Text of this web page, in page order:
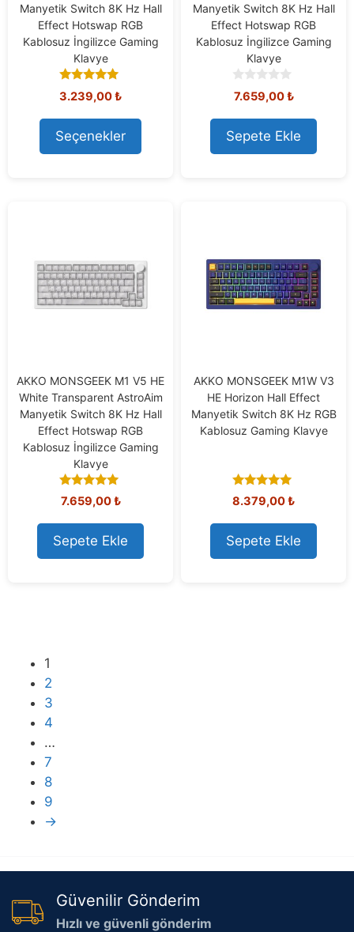
Manyetik Switch 8K Hz Hall
Effect Hotswap RGB
Kablosuz İngilizce Gaming
Klavye
5.00
out of 5
3.239,00₺
Seçenekler
Manyetik Switch 8K Hz Hall
Effect Hotswap RGB
Kablosuz İngilizce Gaming
Klavye
0
o
u
t
o
f
7.659,00₺
Sepete Ekle
AKKO MONSGEEK M1 V5 HE
White Transparent AstroAim
Manyetik Switch 8K Hz Hall
Effect Hotswap RGB
Kablosuz İngilizce Gaming
Klavye
5.00
out of 5
7.659,00₺
Sepete Ekle
AKKO MONSGEEK M1W V3
HE Horizon Hall Effect
Manyetik Switch 8K Hz RGB
Kablosuz Gaming Klavye
4.82
out of 5
8.379,00₺
Sepete Ekle
1
2
3
4
…
7
8
9
→
Güvenilir Gönderim
Hızlı ve güvenli gönderim